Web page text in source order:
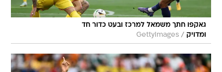
גאקפו חתך משמאל למרכז ובעט כדור חד
ומדויק /
GettyImages